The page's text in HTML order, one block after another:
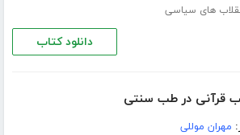
های سیاسی
دانلود کتاب
قرآنی در طب سنتی
مهران موللی